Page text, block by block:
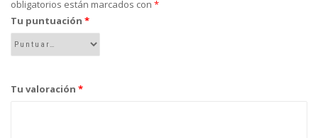
obligatorios están marcados con *
Tu puntuación *
Tu valoración *